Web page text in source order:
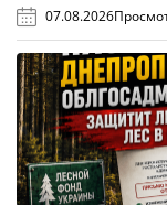
07.08.2026